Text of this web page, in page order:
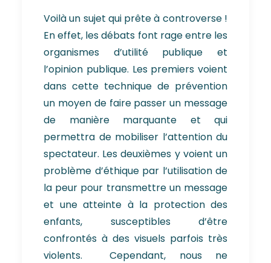
Voilà un sujet qui prête à controverse !
En effet, les débats font rage entre les
organismes d’utilité publique et
l’opinion publique. Les premiers voient
dans cette technique de prévention
un moyen de faire passer un message
de manière marquante et qui
permettra de mobiliser l’attention du
spectateur. Les deuxièmes y voient un
problème d’éthique par l’utilisation de
la peur pour transmettre un message
et une atteinte à la protection des
enfants, susceptibles d’être
confrontés à des visuels parfois très
violents. Cependant, nous ne